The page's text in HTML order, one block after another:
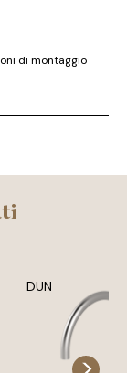
di montaggio
DUN